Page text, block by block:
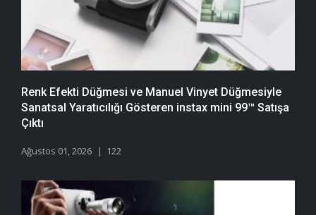
Renk Efekti Düğmesi ve Manuel Vinyet Düğmesiyle
Sanatsal Yaratıcılığı Gösteren instax mini 99™ Satışa
Çıktı
Ağustos 01, 2026 122